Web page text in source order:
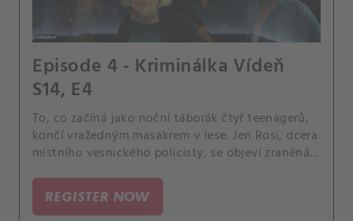
Episode 4 - Kriminálka Vídeň
S14, E4
To, co začíná jako noční táborák čtyř teenagerů,
končí vražedným masakrem v lese. Jen Rosi, dcera
místního vesnického policisty, se objeví zraněná a
REGISTER NOW